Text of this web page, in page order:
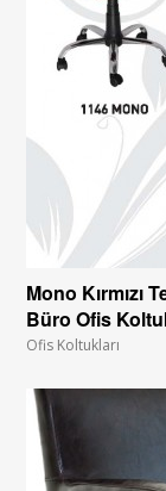
Mono Kırmızı
Büro Ofis
Ofis Koltukları